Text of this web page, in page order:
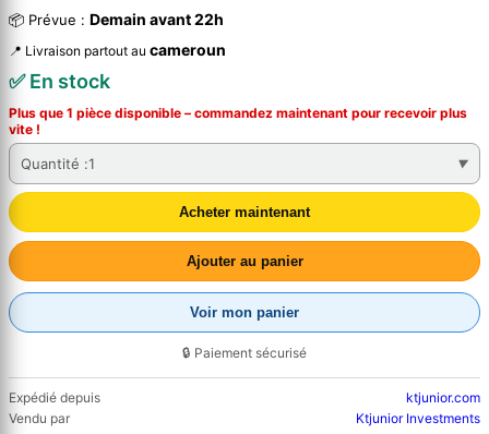
📦 Prévue : Demain avant 22h
📍 Livraison partout au cameroun
✅ En stock
Plus que 1 pièce disponible – commandez maintenant pour recevoir plus
vite !
Quantité :1
Acheter maintenant
Ajouter au panier
Voir mon panier
🔒 Paiement sécurisé
Expédié depuis
ktjunior.com
Vendu par
Ktjunior Investments